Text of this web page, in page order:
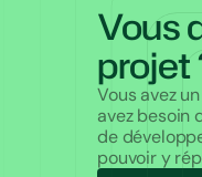
Vous
projet
Vous avez
avez besoin
de
pouvoir y